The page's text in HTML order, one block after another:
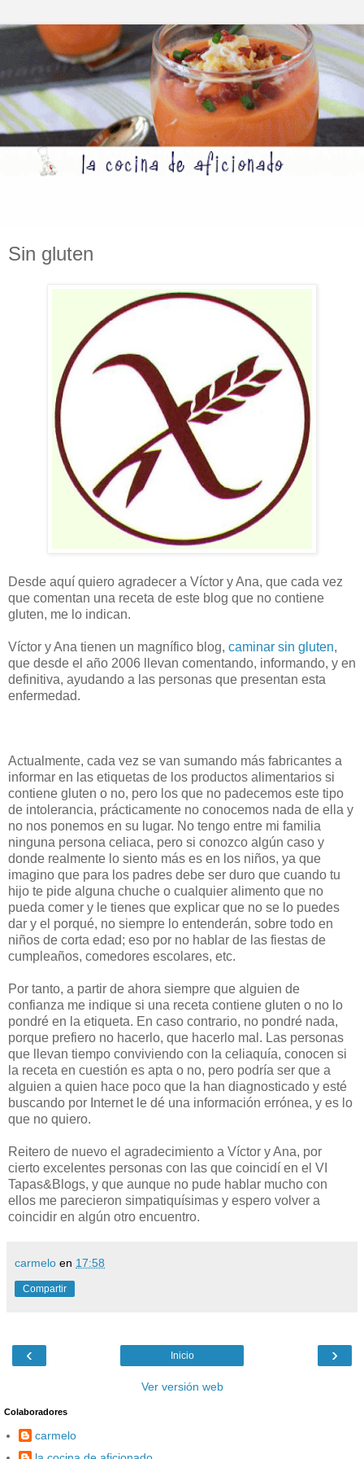
Sin gluten
Desde aquí quiero agradecer a Víctor y Ana, que cada vez
que comentan una receta de este blog que no contiene
gluten, me lo indican.
Víctor y Ana tienen un magnífico blog, caminar sin gluten,
que desde el año 2006 llevan comentando, informando, y en
definitiva, ayudando a las personas que presentan esta
enfermedad.
Actualmente, cada vez se van sumando más fabricantes a
informar en las etiquetas de los productos alimentarios si
contiene gluten o no, pero los que no padecemos este tipo
de intolerancia, prácticamente no conocemos nada de ella y
no nos ponemos en su lugar. No tengo entre mi familia
ninguna persona celiaca, pero si conozco algún caso y
donde realmente lo siento más es en los niños, ya que
imagino que para los padres debe ser duro que cuando tu
hijo te pide alguna chuche o cualquier alimento que no
pueda comer y le tienes que explicar que no se lo puedes
dar y el porqué, no siempre lo entenderán, sobre todo en
niños de corta edad; eso por no hablar de las fiestas de
cumpleaños, comedores escolares, etc.
Por tanto, a partir de ahora siempre que alguien de
confianza me indique si una receta contiene gluten o no lo
pondré en la etiqueta. En caso contrario, no pondré nada,
porque prefiero no hacerlo, que hacerlo mal. Las personas
que llevan tiempo conviviendo con la celiaquía, conocen si
la receta en cuestión es apta o no, pero podría ser que a
alguien a quien hace poco que la han diagnosticado y esté
buscando por Internet le dé una información errónea, y es lo
que no quiero.
Reitero de nuevo el agradecimiento a Víctor y Ana, por
cierto excelentes personas con las que coincidí en el VI
Tapas&Blogs, y que aunque no pude hablar mucho con
ellos me parecieron simpatiquísimas y espero volver a
coincidir en algún otro encuentro.
carmelo en 17:58
Compartir
‹ ›
Inicio
Ver versión web
Colaboradores
carmelo